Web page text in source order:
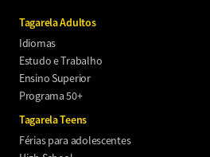
Tagarela Adultos
Idiomas
Estudo e Trabalho
Ensino Superior
Programa 50+
Tagarela Teens
Férias para adolescentes